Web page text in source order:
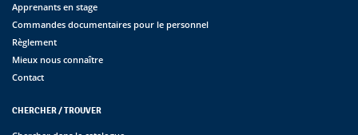
Apprenants en stage
Commandes documentaires pour le personnel
Règlement
Mieux nous connaître
Contact
CHERCHER / TROUVER